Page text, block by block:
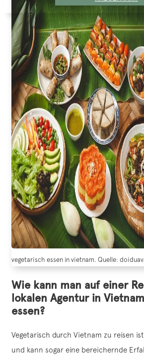
vegetarisch essen in vietnam. Quelle:
Wie kann man auf einer
lokalen Agentur in
essen?
Vegetarisch durch Vietnam zu reisen
und kann sogar eine bereichernde